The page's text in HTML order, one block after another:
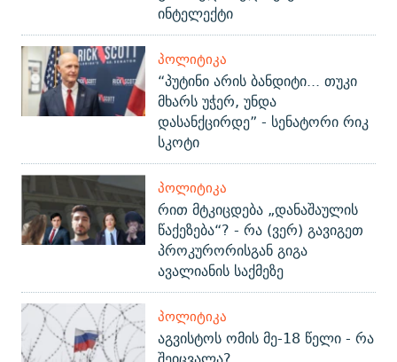
ინტელექტი
ᲞᲝᲚᲘᲢᲘᲙᲐ
“პუტინი არის ბანდიტი... თუკი
მხარს უჭერ, უნდა
დასანქცირდე” - სენატორი რიკ
სკოტი
ᲞᲝᲚᲘᲢᲘᲙᲐ
რით მტკიცდება „დანაშაულის
წაქეზება“? - რა (ვერ) გავიგეთ
პროკურორისგან გიგა
ავალიანის საქმეზე
ᲞᲝᲚᲘᲢᲘᲙᲐ
აგვისტოს ომის მე-18 წელი - რა